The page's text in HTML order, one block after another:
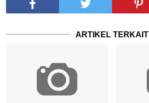
ARTIKEL TERKAIT